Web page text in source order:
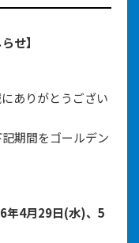
せ】
ありがとうござい
期間をゴールデン
年4月29日(水)、5